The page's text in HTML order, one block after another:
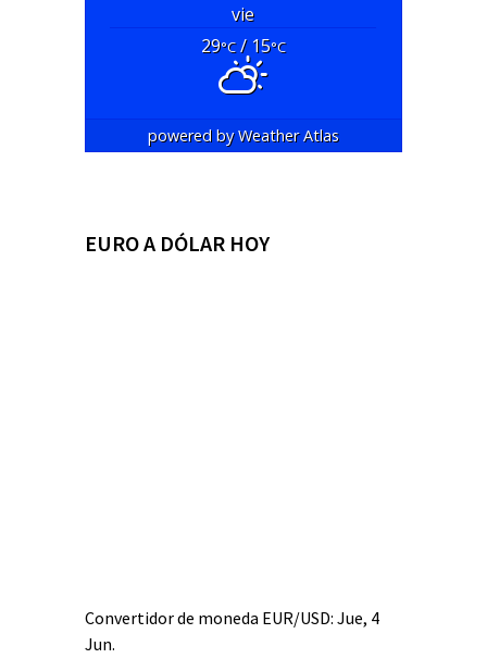
vie
29°C/ 15°C
powered byWeather Atlas
EURO A DÓLAR HOY
Convertidor de moneda EUR/USD: Jue, 4
Jun.